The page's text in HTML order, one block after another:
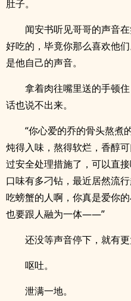
肚子。
闻安书听见哥哥的声音
好吃的，毕竟你那么喜欢他
是他自己的声音。
拿着肉往嘴里送的手顿
话也说不出来。
“你心爱的乔的骨头熬煮
炖得入味，熬得软烂，香醇
过安全处理措施了，可以直
口味有多刁钻，最近居然流
吃螃蟹的人啊，你真是爱你
也要跟人融为一体——”
还没等声音停下，就有
呕吐。
泄满一地。